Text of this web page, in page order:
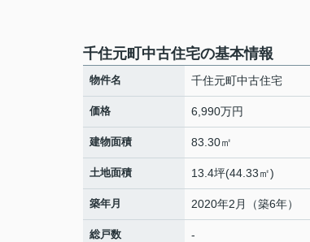
千住元町中古住宅の基本情報
物件名 千住元町中古住宅
価格 6,990万円
建物面積 83.30㎡
土地面積 13.4坪(44.33㎡)
築年月 2020年2月（築6年）
総戸数 -